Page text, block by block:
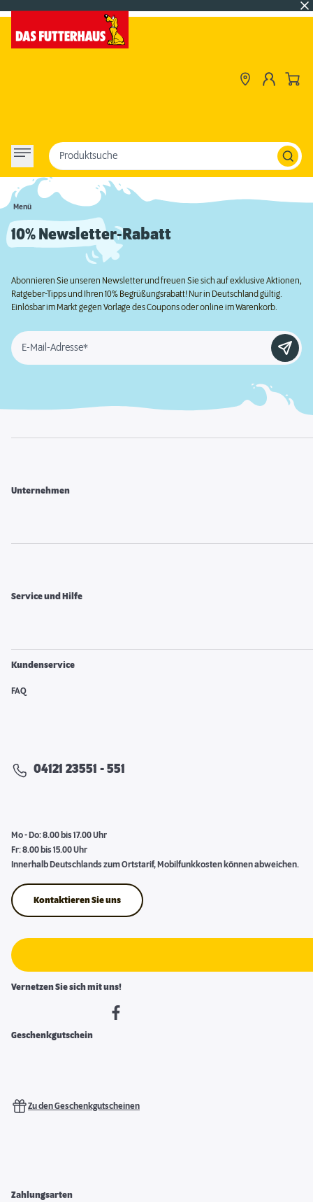
Menü
Produktsuche
10% Newsletter-Rabatt
Abonnieren Sie unseren Newsletter und freuen Sie sich auf exklusive Aktionen,
Ratgeber-Tipps und Ihren 10% Begrüßungsrabatt! Nur in Deutschland gültig.
Einlösbar im Markt gegen Vorlage des Coupons oder online im Warenkorb.
E-Mail-Adresse*
Unternehmen
Service und Hilfe
Kundenservice
FAQ
04121 23551 - 551
Mo - Do: 8.00 bis 17.00 Uhr
Fr: 8.00 bis 15.00 Uhr
Innerhalb Deutschlands zum Ortstarif, Mobilfunkkosten können abweichen.
Kontaktieren Sie uns
Vernetzen Sie sich mit uns!
Geschenkgutschein
Zu den Geschenkgutscheinen
Zahlungsarten